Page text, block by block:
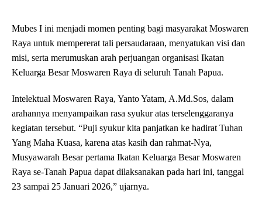
Mubes I ini menjadi momen penting bagi masyarakat Moswaren
Raya untuk mempererat tali persaudaraan, menyatukan visi dan
misi, serta merumuskan arah perjuangan organisasi Ikatan
Keluarga Besar Moswaren Raya di seluruh Tanah Papua.
Intelektual Moswaren Raya, Yanto Yatam, A.Md.Sos, dalam
arahannya menyampaikan rasa syukur atas terselenggaranya
kegiatan tersebut. “Puji syukur kita panjatkan ke hadirat Tuhan
Yang Maha Kuasa, karena atas kasih dan rahmat-Nya,
Musyawarah Besar pertama Ikatan Keluarga Besar Moswaren
Raya se-Tanah Papua dapat dilaksanakan pada hari ini, tanggal
23 sampai 25 Januari 2026,” ujarnya.